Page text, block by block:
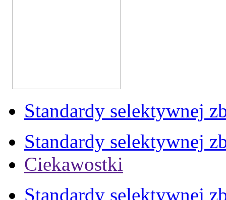
Standardy selektywnej
Standardy selektywnej
Ciekawostki
Standardy selektywnej